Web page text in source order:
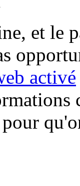
et le
activé